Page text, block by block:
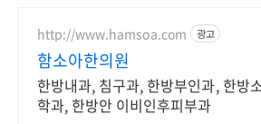
http://www.hamsoa.com 광고
함소아한의원
한방내과, 침구과, 한방부인과, 한방
학과, 한방안 이비인후피부과